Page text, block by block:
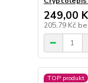
249,00
205,79 Kč
TOP produkt